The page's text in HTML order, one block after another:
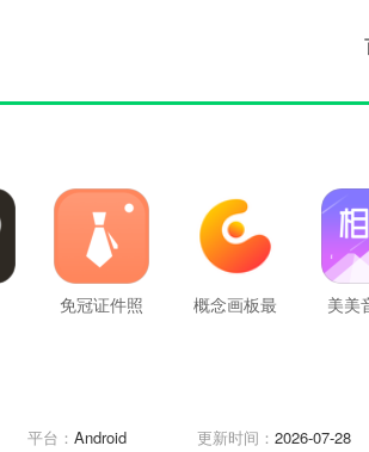
免冠证件照
概念画板最
美美
平台： Android 更新时间： 2026-07-28